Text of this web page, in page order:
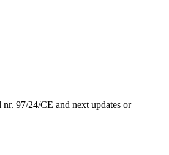
97/24/CE and next updates or